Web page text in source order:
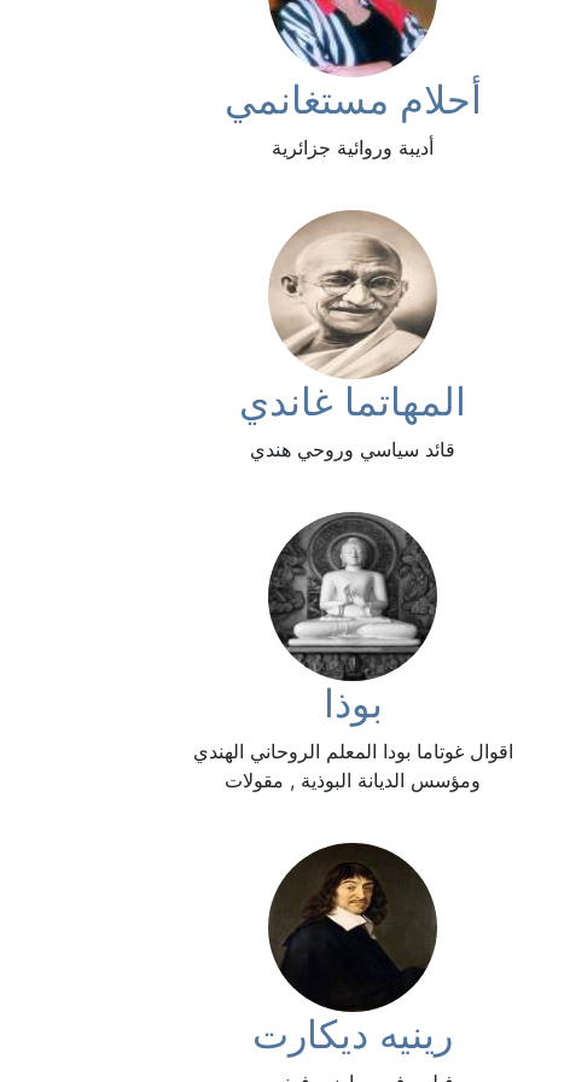
أحلام مستغانمي
أديبة وروائية جزائرية
المهاتما غاندي
قائد سياسي وروحي هندي
بوذا
اقوال غوتاما بودا المعلم الروحاني الهندي
ومؤسس الديانة البوذية , مقولات
رينيه ديكارت